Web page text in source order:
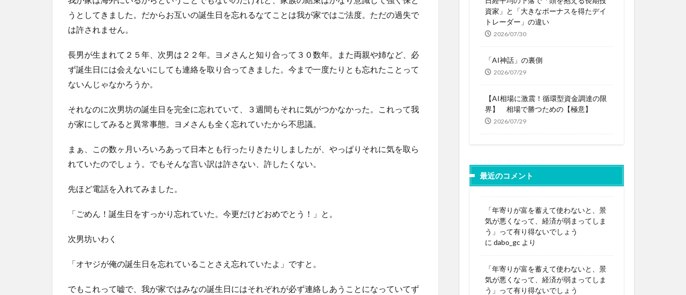
うとしてきました。だからお互いの誕生日を忘れるなてことは我が家ではご法度。ただの過失で
は許されません。
長男が生まれて２５年、次男は２２年。ヨメさんと知り合って３０数年。また両親や姉など、必
ず誕生日には会えないにしても連絡を取り合ってきました。今まで一度たりとも忘れたことって
ないんじゃなかろうか。
それなのに次男坊の誕生日を完全に忘れていて、３週間もそれに気がつかなかった。これって我
が家にしてみると異常事態。ヨメさんも全く忘れていたから不思議。
まぁ、この数ヶ月いろいろあって日本とも行ったりきたりしましたが、やっぱりそれに気を取ら
れていたのでしょう。でもそんな言い訳は許さない、許したくない。
先ほど電話を入れてみました。
「ごめん！誕生日をすっかり忘れていた。今更だけどおめでとう！」と。
次男坊いわく
「オヤジが俺の誕生日を忘れていることさえ忘れていたよ」ですと。
でもこれって嘘で、我が家ではみなの誕生日にはそれぞれが必ず連絡しあうことになっていてず
資家」と「大きなボーナスを得たデイ
トレーダー」の違い
2026/07/30
「AI神話」の裏側
2026/07/29
【AI相場に激震！循環型資金調達の限
界】 相場で勝つための【極意】
2026/07/29
最近のコメント
「年寄りが富を蓄えて使わないと、景
気が悪くなって、経済が弱まってしま
う」って有り得ないでしょう
に dabo_gc より
「年寄りが富を蓄えて使わないと、景
気が悪くなって、経済が弱まってしま
う」って有り得ないでしょう